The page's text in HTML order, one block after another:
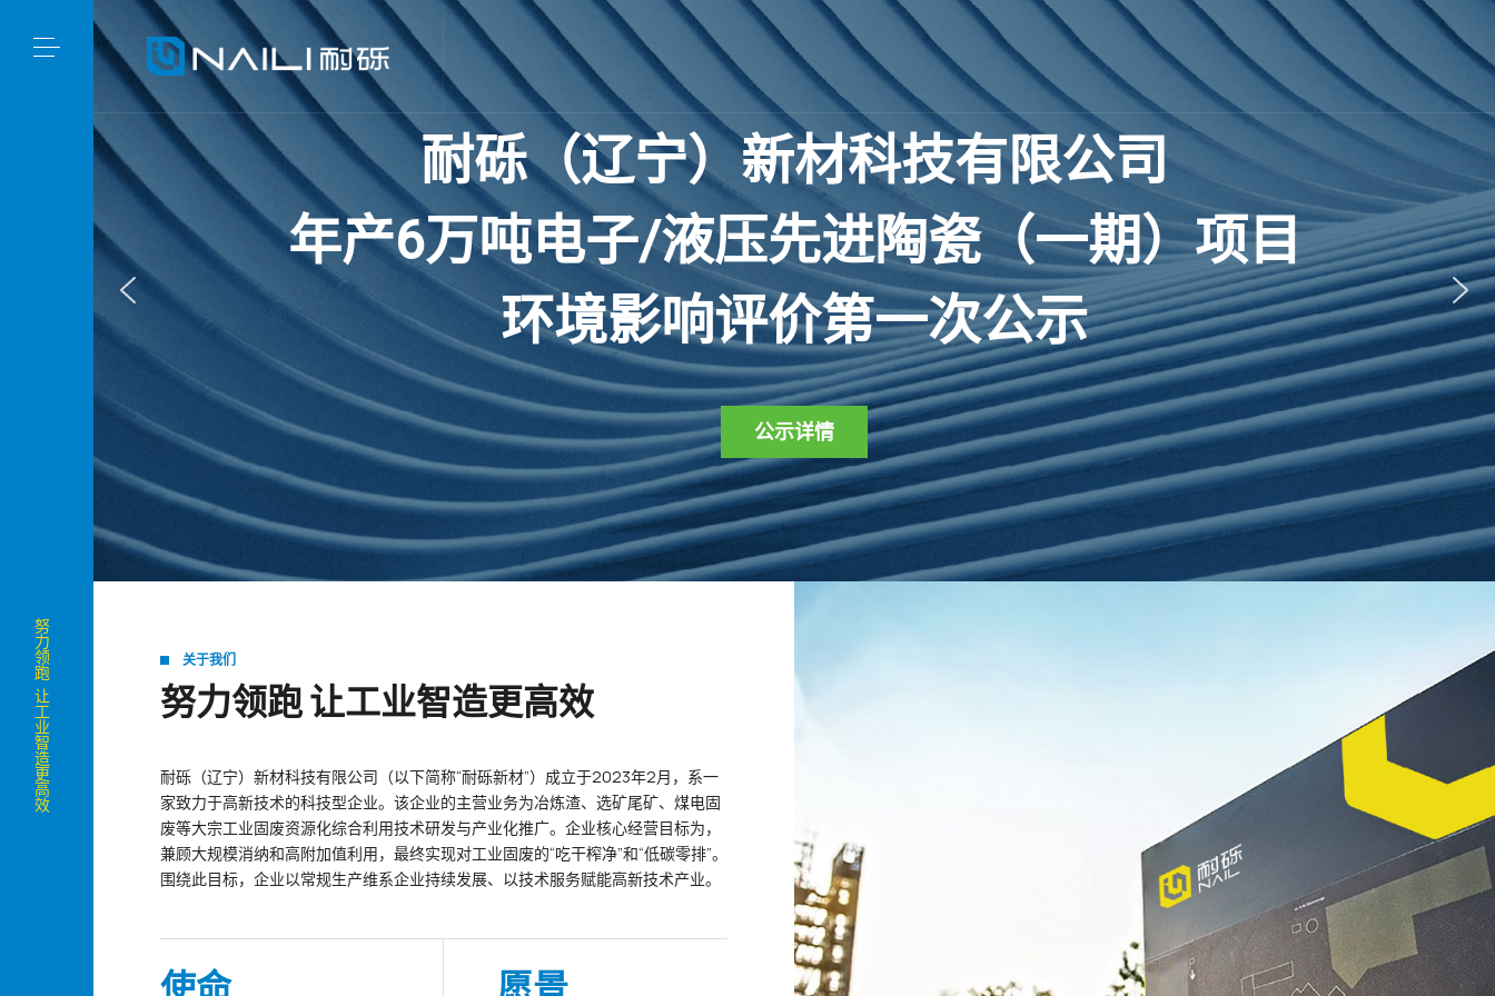
努力领跑 让工业智造更高效
耐砾（辽宁）新材科技有限公司
年产6万吨电子/液压先进陶瓷（一期）项目
环境影响评价第一次公示
公示详情
关于我们
努力领跑 让工业智造更高效
耐砾（辽宁）新材科技有限公司（以下简称“耐砾新材”）成立于2023年2月，系一
家致力于高新技术的科技型企业。该企业的主营业务为冶炼渣、选矿尾矿、煤电固
废等大宗工业固废资源化综合利用技术研发与产业化推广。企业核心经营目标为，
兼顾大规模消纳和高附加值利用，最终实现对工业固废的“吃干榨净”和“低碳零排”。
围绕此目标，企业以常规生产维系企业持续发展、以技术服务赋能高新技术产业。